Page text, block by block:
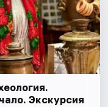
Экскурсия